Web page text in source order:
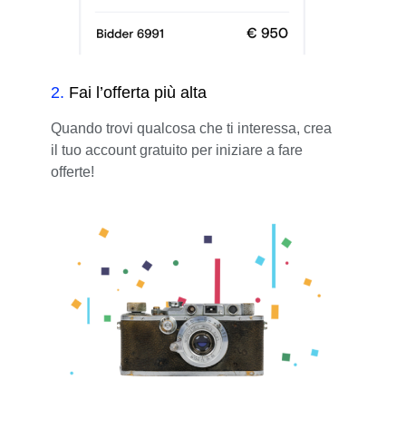
2. Fai l’offerta più alta
Quando trovi qualcosa che ti interessa, crea
il tuo account gratuito per iniziare a fare
offerte!